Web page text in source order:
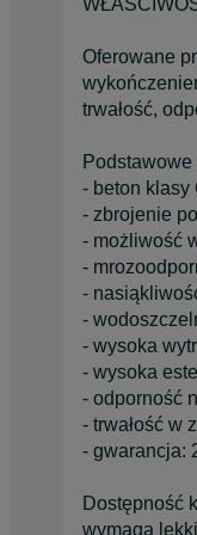
Oferowane
trwałość,
Podstawowe
- beton klasy
- zbrojenie
- możliwość
-
-
-
- wysoka
- wysoka
- odporność
- trwałość w
- gwarancja:
Dostępność
wymaga